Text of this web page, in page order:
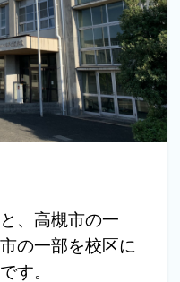
、高槻市の一
の一部を校区に
す。